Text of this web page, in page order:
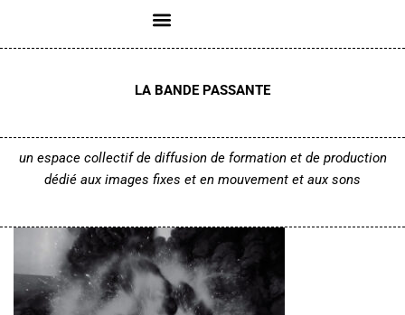
Aller
LA BANDE PASSANTE
un espace collectif de diffusion de formation et de production
dédié aux images fixes et en mouvement et aux sons